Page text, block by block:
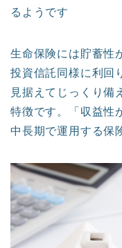
るようです
生命保険には貯蓄性
投資信託同様に利回
見据えてじっくり備
特徴です。「収益性
中長期で運用する保